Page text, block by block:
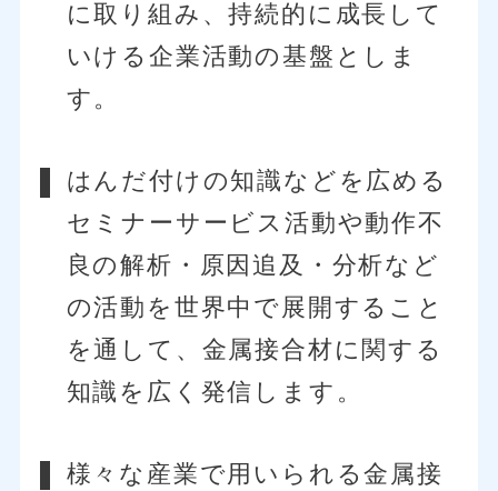
に取り組み、持続的に成長して
いける企業活動の基盤としま
す。
はんだ付けの知識などを広める
セミナーサービス活動や動作不
良の解析・原因追及・分析など
の活動を世界中で展開すること
を通して、金属接合材に関する
知識を広く発信します。
様々な産業で用いられる金属接